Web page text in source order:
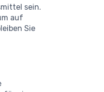
sein.
auf
Sie